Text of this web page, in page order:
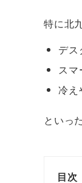
特に北
デス
スマ
冷え
といっ
目次